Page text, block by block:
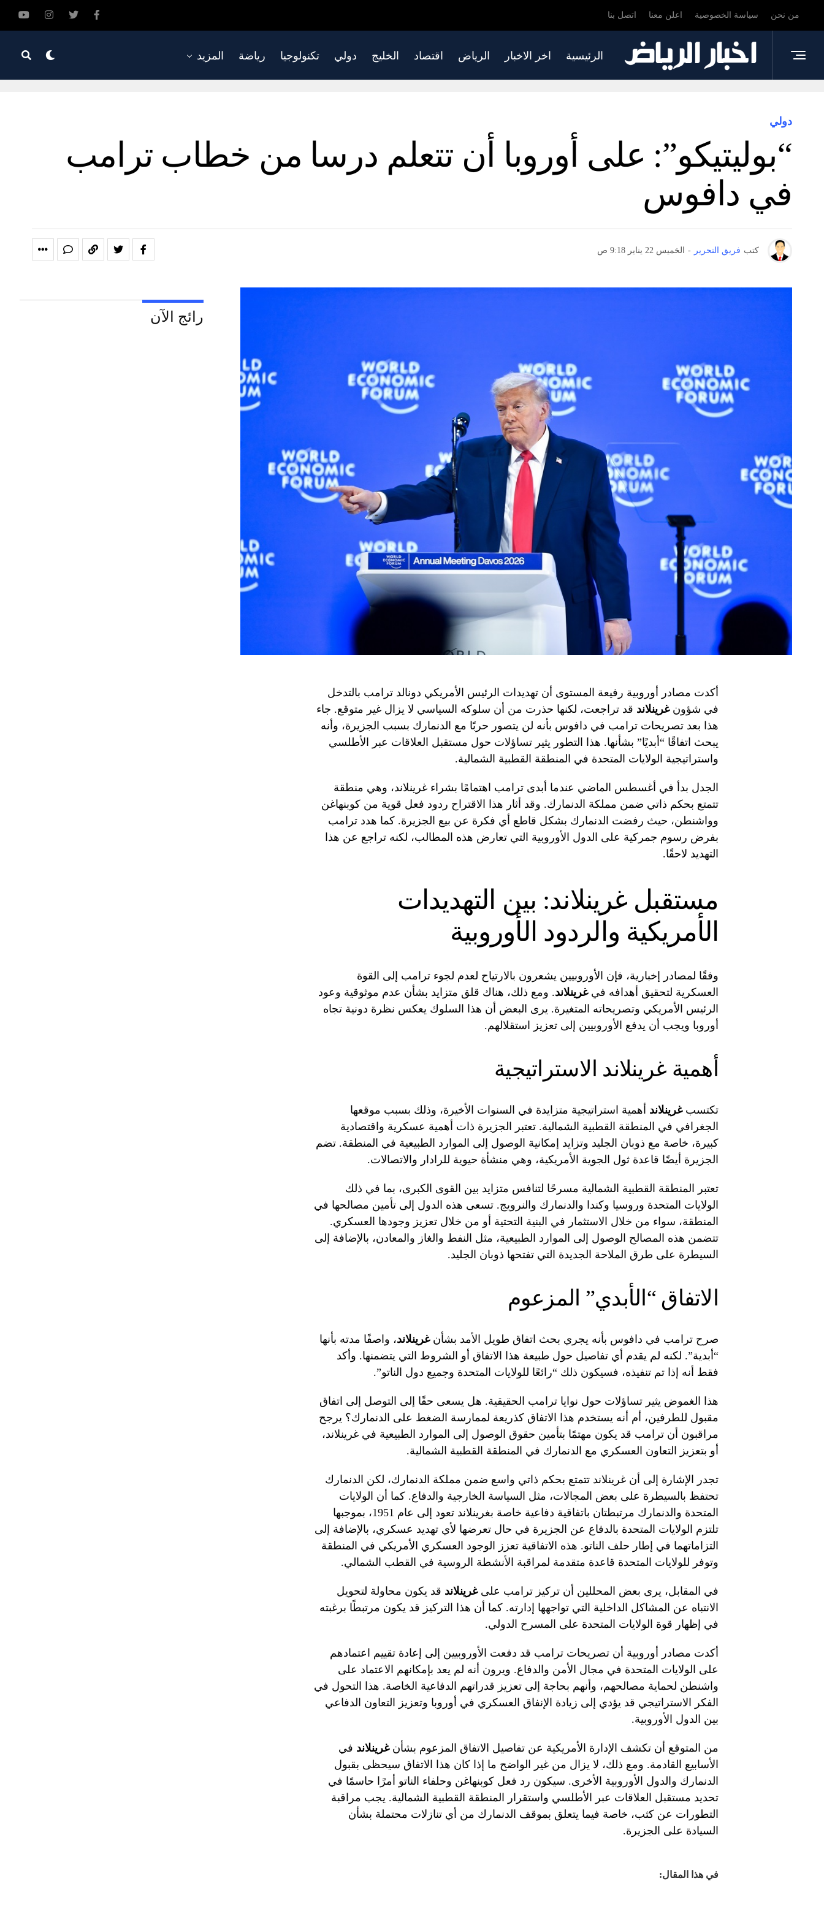
من نحن سياسة الخصوصية اعلن معنا اتصل بنا
الرئيسية اخر الاخبار الرياض اقتصاد الخليج دولي تكنولوجيا رياضة المزيد
دولي
“بوليتيكو”: على أوروبا أن تتعلم درسا من خطاب ترامب
في دافوس
كتب فريق التحرير - الخميس 22 يناير 9:18 ص
أكدت مصادر أوروبية رفيعة المستوى أن تهديدات الرئيس الأمريكي دونالد ترامب بالتدخل
في شؤونغرينلاند قد تراجعت، لكنها حذرت من أن سلوكه السياسي لا يزال غير متوقع. جاء
هذا بعد تصريحات ترامب في دافوس بأنه لن يتصور حربًا مع الدنمارك بسبب الجزيرة، وأنه
يبحث اتفاقًا “أبديًا” بشأنها. هذا التطور يثير تساؤلات حول مستقبل العلاقات عبر الأطلسي
واستراتيجية الولايات المتحدة في المنطقة القطبية الشمالية.
الجدل بدأ في أغسطس الماضي عندما أبدى ترامب اهتمامًا بشراء غرينلاند، وهي منطقة
تتمتع بحكم ذاتي ضمن مملكة الدنمارك. وقد أثار هذا الاقتراح ردود فعل قوية من كوبنهاغن
وواشنطن، حيث رفضت الدنمارك بشكل قاطع أي فكرة عن بيع الجزيرة. كما هدد ترامب
بفرض رسوم جمركية على الدول الأوروبية التي تعارض هذه المطالب، لكنه تراجع عن هذا
التهديد لاحقًا.
مستقبل غرينلاند: بين التهديدات
الأمريكية والردود الأوروبية
وفقًا لمصادر إخبارية، فإن الأوروبيين يشعرون بالارتياح لعدم لجوء ترامب إلى القوة
العسكرية لتحقيق أهدافه فيغرينلاند. ومع ذلك، هناك قلق متزايد بشأن عدم موثوقية وعود
الرئيس الأمريكي وتصريحاته المتغيرة. يرى البعض أن هذا السلوك يعكس نظرة دونية تجاه
أوروبا ويجب أن يدفع الأوروبيين إلى تعزيز استقلالهم.
أهمية غرينلاند الاستراتيجية
تكتسبغرينلاند أهمية استراتيجية متزايدة في السنوات الأخيرة، وذلك بسبب موقعها
الجغرافي في المنطقة القطبية الشمالية. تعتبر الجزيرة ذات أهمية عسكرية واقتصادية
كبيرة، خاصة مع ذوبان الجليد وتزايد إمكانية الوصول إلى الموارد الطبيعية في المنطقة. تضم
الجزيرة أيضًا قاعدة ثول الجوية الأمريكية، وهي منشأة حيوية للرادار والاتصالات.
تعتبر المنطقة القطبية الشمالية مسرحًا لتنافس متزايد بين القوى الكبرى، بما في ذلك
الولايات المتحدة وروسيا وكندا والدنمارك والنرويج. تسعى هذه الدول إلى تأمين مصالحها في
المنطقة، سواء من خلال الاستثمار في البنية التحتية أو من خلال تعزيز وجودها العسكري.
تتضمن هذه المصالح الوصول إلى الموارد الطبيعية، مثل النفط والغاز والمعادن، بالإضافة إلى
السيطرة على طرق الملاحة الجديدة التي تفتحها ذوبان الجليد.
الاتفاق “الأبدي” المزعوم
صرح ترامب في دافوس بأنه يجري بحث اتفاق طويل الأمد بشأنغرينلاند، واصفًا مدته بأنها
“أبدية”. لكنه لم يقدم أي تفاصيل حول طبيعة هذا الاتفاق أو الشروط التي يتضمنها. وأكد
فقط أنه إذا تم تنفيذه، فسيكون ذلك “رائعًا للولايات المتحدة وجميع دول الناتو”.
هذا الغموض يثير تساؤلات حول نوايا ترامب الحقيقية. هل يسعى حقًا إلى التوصل إلى اتفاق
مقبول للطرفين، أم أنه يستخدم هذا الاتفاق كذريعة لممارسة الضغط على الدنمارك؟ يرجح
مراقبون أن ترامب قد يكون مهتمًا بتأمين حقوق الوصول إلى الموارد الطبيعية في غرينلاند،
أو بتعزيز التعاون العسكري مع الدنمارك في المنطقة القطبية الشمالية.
تجدر الإشارة إلى أن غرينلاند تتمتع بحكم ذاتي واسع ضمن مملكة الدنمارك، لكن الدنمارك
تحتفظ بالسيطرة على بعض المجالات، مثل السياسة الخارجية والدفاع. كما أن الولايات
المتحدة والدنمارك مرتبطتان باتفاقية دفاعية خاصة بغرينلاند تعود إلى عام 1951، بموجبها
تلتزم الولايات المتحدة بالدفاع عن الجزيرة في حال تعرضها لأي تهديد عسكري، بالإضافة إلى
التزاماتهما في إطار حلف الناتو. هذه الاتفاقية تعزز الوجود العسكري الأمريكي في المنطقة
وتوفر للولايات المتحدة قاعدة متقدمة لمراقبة الأنشطة الروسية في القطب الشمالي.
في المقابل، يرى بعض المحللين أن تركيز ترامب علىغرينلاند قد يكون محاولة لتحويل
الانتباه عن المشاكل الداخلية التي تواجهها إدارته. كما أن هذا التركيز قد يكون مرتبطًا برغبته
في إظهار قوة الولايات المتحدة على المسرح الدولي.
أكدت مصادر أوروبية أن تصريحات ترامب قد دفعت الأوروبيين إلى إعادة تقييم اعتمادهم
على الولايات المتحدة في مجال الأمن والدفاع. ويرون أنه لم يعد بإمكانهم الاعتماد على
واشنطن لحماية مصالحهم، وأنهم بحاجة إلى تعزيز قدراتهم الدفاعية الخاصة. هذا التحول في
الفكر الاستراتيجي قد يؤدي إلى زيادة الإنفاق العسكري في أوروبا وتعزيز التعاون الدفاعي
بين الدول الأوروبية.
من المتوقع أن تكشف الإدارة الأمريكية عن تفاصيل الاتفاق المزعوم بشأنغرينلاند في
الأسابيع القادمة. ومع ذلك، لا يزال من غير الواضح ما إذا كان هذا الاتفاق سيحظى بقبول
الدنمارك والدول الأوروبية الأخرى. سيكون رد فعل كوبنهاغن وحلفاء الناتو أمرًا حاسمًا في
تحديد مستقبل العلاقات عبر الأطلسي واستقرار المنطقة القطبية الشمالية. يجب مراقبة
التطورات عن كثب، خاصة فيما يتعلق بموقف الدنمارك من أي تنازلات محتملة بشأن
السيادة على الجزيرة.
في هذا المقال:
رائج الآن